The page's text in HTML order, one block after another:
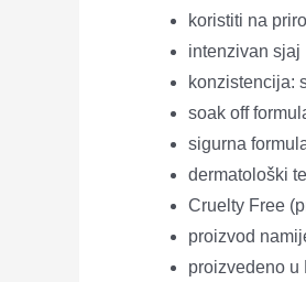
koristiti na
intenzivan sjaj
konzistencija:
soak off
sigurna
dermatološki
Cruelty Free
proizvod
proizvedeno u